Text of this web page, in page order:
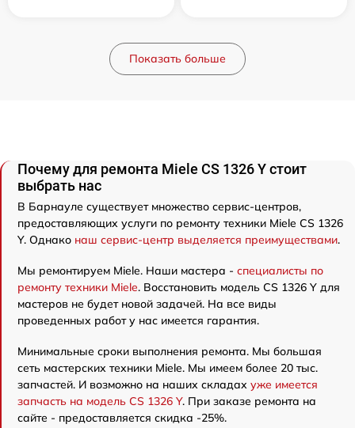
Показать больше
Почему для ремонта Miele CS 1326 Y стоит
выбрать нас
В Барнауле существует множество сервис-центров,
предоставляющих услуги по ремонту техники Miele CS 1326
Y. Однако наш сервис-центр выделяется преимуществами.
Мы ремонтируем Miele. Наши мастера - специалисты по
ремонту техники Miele. Восстановить модель CS 1326 Y для
мастеров не будет новой задачей. На все виды
проведенных работ у нас имеется гарантия.
Минимальные сроки выполнения ремонта. Мы большая
сеть мастерских техники Miele. Мы имеем более 20 тыс.
запчастей. И возможно на наших складах уже имеется
запчасть на модель CS 1326 Y. При заказе ремонта на
сайте - предоставляется скидка -25%.